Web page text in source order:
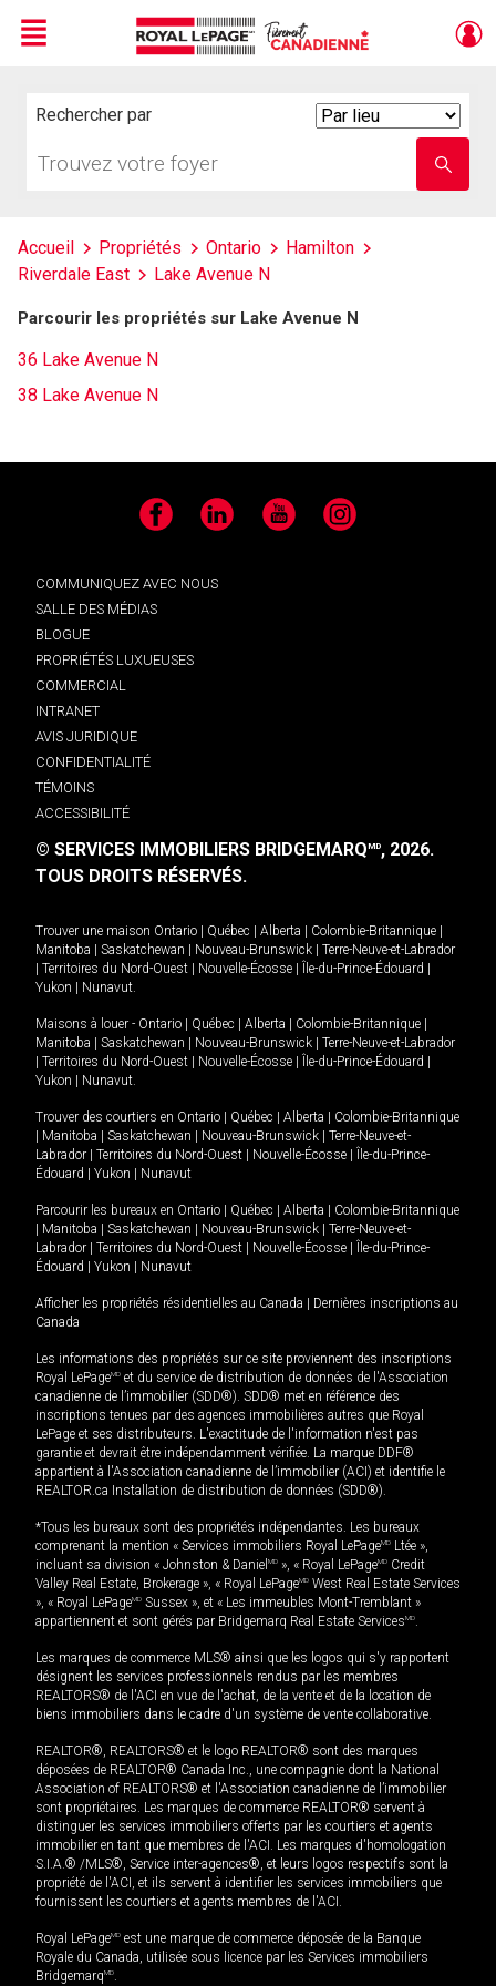
Menu
Rechercher par
votre
nom
Accueil Propriétés Ontario
Hamilton
Riverdale East
Lake Avenue N
Parcourir les propriétés sur Lake Avenue N
36 Lake Avenue N
38 Lake Avenue N
Facebook LinkedIn YouTube Instagram
COMMUNIQUEZ AVEC NOUS
SALLE DES MÉDIAS
BLOGUE
PROPRIÉTÉS LUXUEUSES
COMMERCIAL
INTRANET
AVIS JURIDIQUE
CONFIDENTIALITÉ
TÉMOINS
ACCESSIBILITÉ
© SERVICES IMMOBILIERS BRIDGEMARQMD, 2026.
TOUS DROITS RÉSERVÉS.
Trouver une maison Ontario Québec Alberta Colombie-Britannique
Manitoba
Saskatchewan Nouveau-Brunswick
Terre-Neuve-et-Labrador
Territoires du Nord-Ouest Nouvelle-Écosse Île-du-Prince-Édouard
Yukon
Nunavut.
Maisons à louer - Ontario Québec Alberta Colombie-Britannique
Manitoba
Saskatchewan Nouveau-Brunswick
Terre-Neuve-et-Labrador
Territoires du Nord-Ouest Nouvelle-Écosse Île-du-Prince-Édouard
Yukon
Nunavut.
Trouver des courtiers en Ontario Québec Alberta
Colombie-Britannique
Manitoba Saskatchewan Nouveau-Brunswick
Terre-Neuve-et-
Labrador
Territoires du Nord-Ouest Nouvelle-Écosse
Île-du-Prince-
Édouard
Yukon Nunavut
Parcourir les bureaux en Ontario Québec Alberta
Colombie-Britannique
Manitoba Saskatchewan Nouveau-Brunswick
Terre-Neuve-et-
Labrador
Territoires du Nord-Ouest Nouvelle-Écosse
Île-du-Prince-
Édouard
Yukon Nunavut
Afficher les propriétés résidentielles au Canada
Dernières inscriptions au
Canada
Les informations des propriétés sur ce site proviennent des inscriptions
Royal LePageMD et du service de distribution de données de l'Association
canadienne de l’immobilier (SDD®). SDD® met en référence des
inscriptions tenues par des agences immobilières autres que Royal
LePage et ses distributeurs. L'exactitude de l'information n'est pas
garantie et devrait être indépendamment vérifiée. La marque DDF®
appartient à l'Association canadienne de l’immobilier (ACI) et identifie le
REALTOR.ca Installation de distribution de données (SDD®).
*Tous les bureaux sont des propriétés indépendantes. Les bureaux
comprenant la mention « Services immobiliers Royal LePageMD Ltée »,
incluant sa division « Johnston & Daniel MD », « Royal LePageMD Credit
Valley Real Estate, Brokerage », « Royal LePageMD West Real Estate Services
», « Royal LePageMD Sussex », et « Les immeubles Mont-Tremblant »
appartiennent et sont gérés par Bridgemarq Real Estate ServicesMD.
Les marques de commerce MLS® ainsi que les logos qui s'y rapportent
désignent les services professionnels rendus par les membres
REALTORS® de l'ACI en vue de l'achat, de la vente et de la location de
biens immobiliers dans le cadre d'un système de vente collaborative.
REALTOR®, REALTORS® et le logo REALTOR® sont des marques
déposées de REALTOR® Canada Inc., une compagnie dont la National
Association of REALTORS® et l'Association canadienne de l’immobilier
sont propriétaires. Les marques de commerce REALTOR® servent à
distinguer les services immobiliers offerts par les courtiers et agents
immobilier en tant que membres de l'ACI. Les marques d'homologation
S.I.A.® /MLS®, Service inter-agences®, et leurs logos respectifs sont la
propriété de l'ACI, et ils servent à identifier les services immobiliers que
fournissent les courtiers et agents membres de l'ACI.
Royal LePageMD est une marque de commerce déposée de la Banque
Royale du Canada, utilisée sous licence par les Services immobiliers
BridgemarqMD.